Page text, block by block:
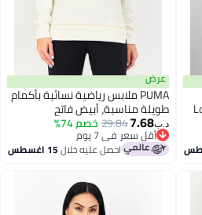
عرض
PUMA ملابس رياضية نسائية بأكمام
طويلة مناسبة، أبيض فاتح
7.68
29.84خصم 74%
أقل سعر في 7 يوم
أقل سعر في 7 يوماحصل عليه خلال15 اغسطس